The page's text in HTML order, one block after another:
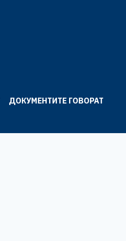
ДОКУМЕНТИТЕ ГОВОРАТ